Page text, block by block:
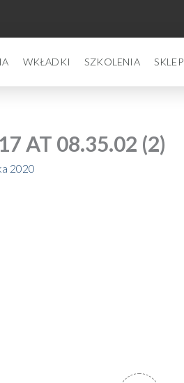
WKŁADKI SZKOLENIA SKLEP
AT 08.35.02 (2)
2020